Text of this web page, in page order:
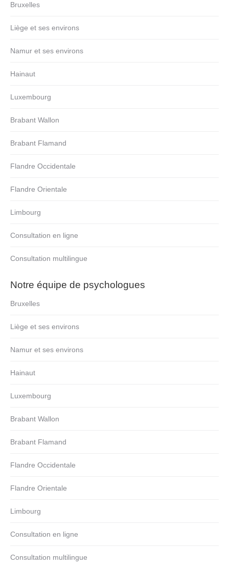
Bruxelles
Liège et ses environs
Namur et ses environs
Hainaut
Luxembourg
Brabant Wallon
Brabant Flamand
Flandre Occidentale
Flandre Orientale
Limbourg
Consultation en ligne
Consultation multilingue
Notre équipe de psychologues
Bruxelles
Liège et ses environs
Namur et ses environs
Hainaut
Luxembourg
Brabant Wallon
Brabant Flamand
Flandre Occidentale
Flandre Orientale
Limbourg
Consultation en ligne
Consultation multilingue